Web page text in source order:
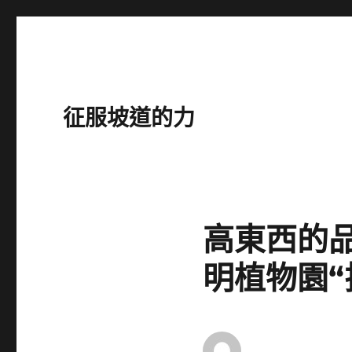
征服坡道的力
高東西的
明植物園